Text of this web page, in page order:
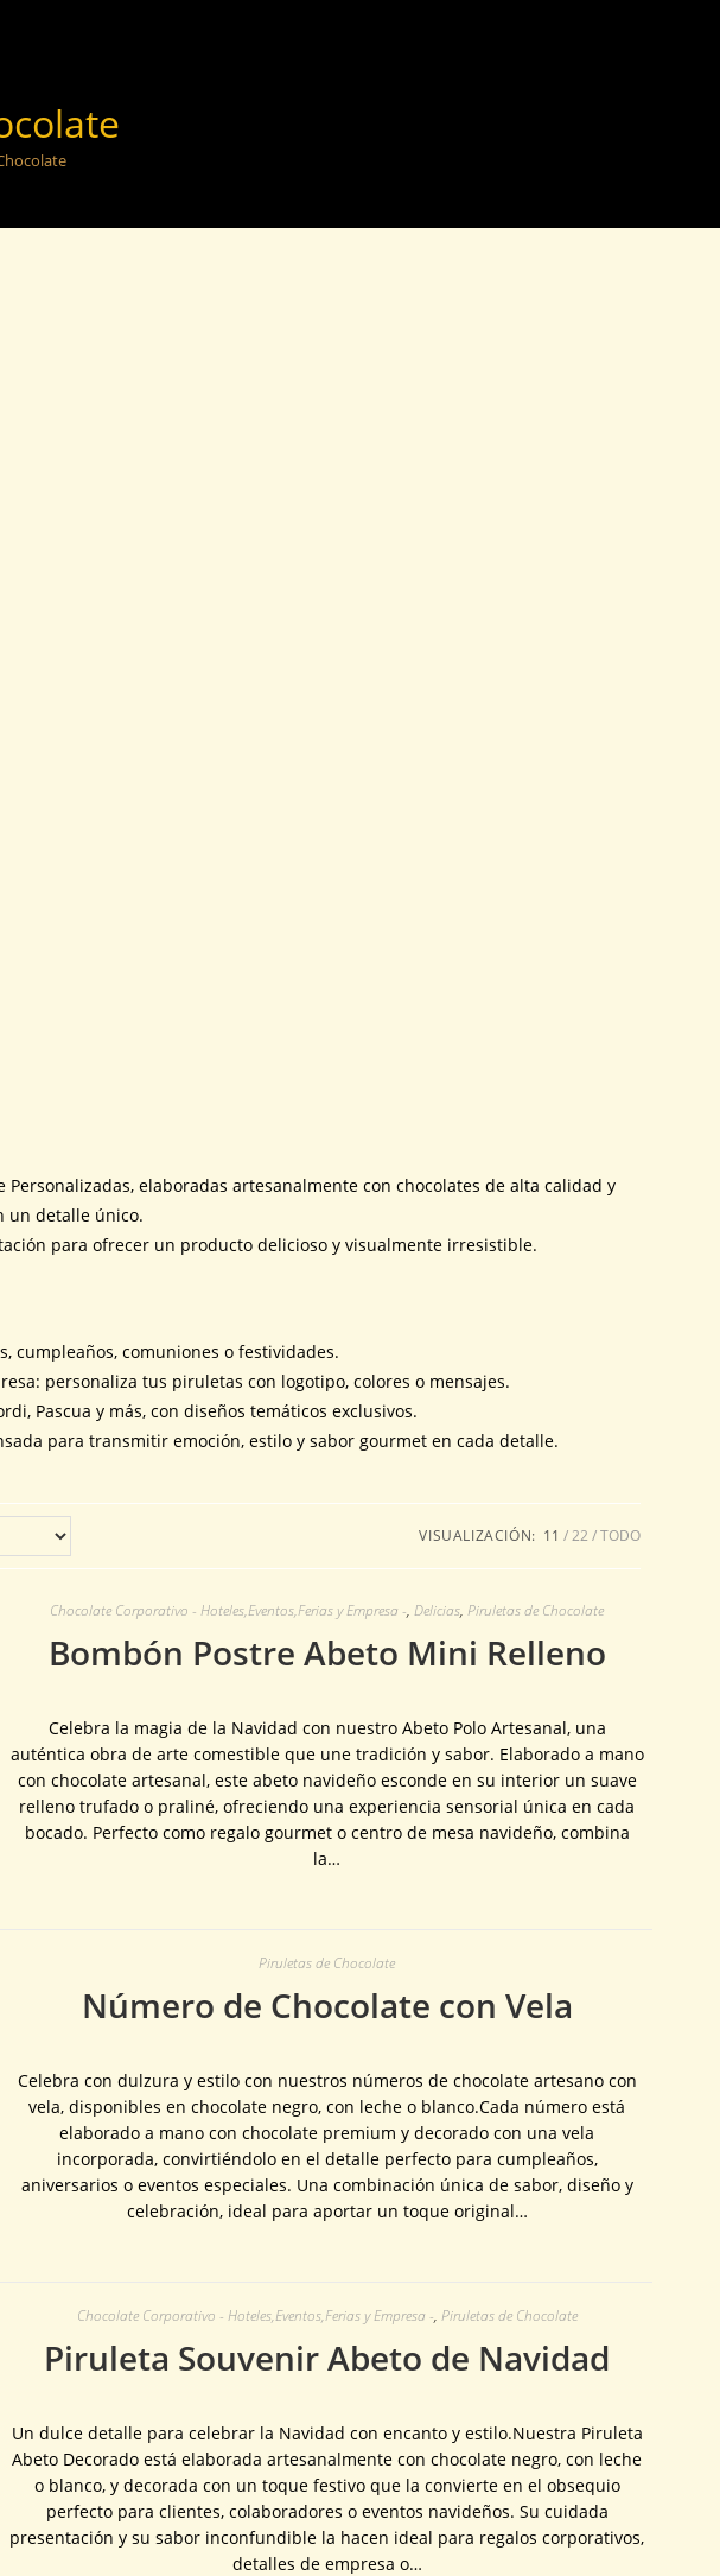
Personalizadas, elaboradas artesanalmente con chocolates de alta calidad y
un detalle único.
para ofrecer un producto delicioso y visualmente irresistible.
cumpleaños, comuniones o festividades.
personaliza tus piruletas con logotipo, colores o mensajes.
Pascua y más, con diseños temáticos exclusivos.
para transmitir emoción, estilo y sabor gourmet en cada detalle.
VISUALIZACIÓN: 11 22 TODO
Chocolate Corporativo - Hoteles,Eventos,Ferias y Empresa -,Delicias,Piruletas de Chocolate
Bombón Postre Abeto Mini Relleno
Celebra la magia de la Navidad con nuestro Abeto Polo Artesanal, una
auténtica obra de arte comestible que une tradición y sabor. Elaborado a mano
con chocolate artesanal, este abeto navideño esconde en su interior un suave
relleno trufado o praliné, ofreciendo una experiencia sensorial única en cada
bocado. Perfecto como regalo gourmet o centro de mesa navideño, combina
la…
Piruletas de Chocolate
Número de Chocolate con Vela
Celebra con dulzura y estilo con nuestros números de chocolate artesano con
vela, disponibles en chocolate negro, con leche o blanco.Cada número está
elaborado a mano con chocolate premium y decorado con una vela
incorporada, convirtiéndolo en el detalle perfecto para cumpleaños,
aniversarios o eventos especiales. Una combinación única de sabor, diseño y
celebración, ideal para aportar un toque original…
Chocolate Corporativo - Hoteles,Eventos,Ferias y Empresa -, Piruletas de Chocolate
Piruleta Souvenir Abeto de Navidad
Un dulce detalle para celebrar la Navidad con encanto y estilo.Nuestra Piruleta
Abeto Decorado está elaborada artesanalmente con chocolate negro, con leche
o blanco, y decorada con un toque festivo que la convierte en el obsequio
perfecto para clientes, colaboradores o eventos navideños. Su cuidada
presentación y su sabor inconfundible la hacen ideal para regalos corporativos,
detalles de empresa o…